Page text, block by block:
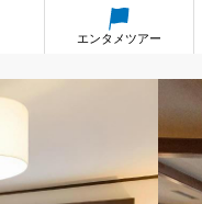
エンタメツアー